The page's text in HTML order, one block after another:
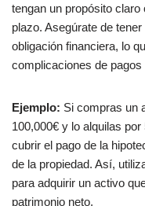
tengan un propósito
plazo. Asegúrate de
obligación financiera, lo
complicaciones de
Ejemplo: Si compras un
100,000€ y lo alquilas
cubrir el pago de la
de la propiedad. Así,
para adquirir un activo
patrimonio neto.